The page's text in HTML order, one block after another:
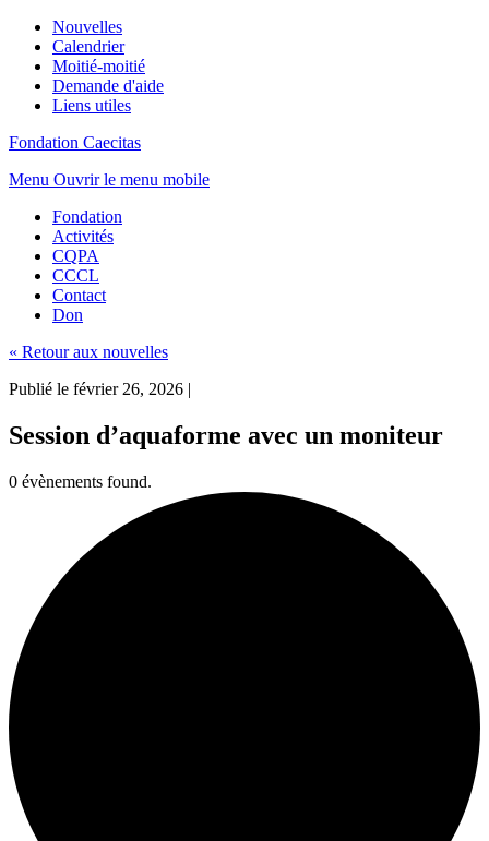
Nouvelles
Calendrier
Moitié-moitié
Demande d'aide
Liens utiles
Fondation Caecitas
Menu Ouvrir le menu mobile
Fondation
Activités
CQPA
CCCL
Contact
Don
« Retour aux nouvelles
Publié le février 26, 2026 |
Session d’aquaforme avec un moniteur
0 évènements found.